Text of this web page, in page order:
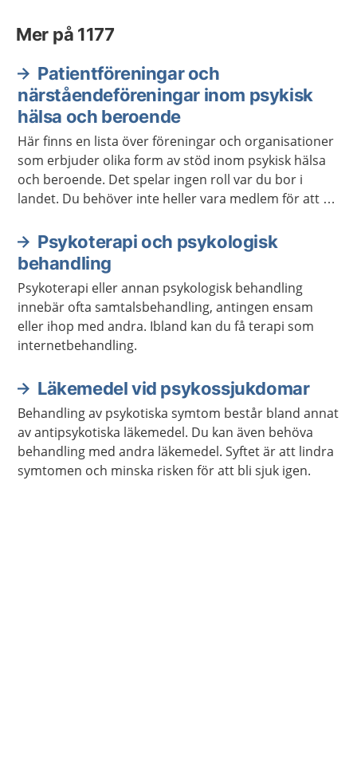
Mer på 1177
Patientföreningar och
närståendeföreningar inom psykisk
hälsa och beroende
Här finns en lista över föreningar och organisationer
som erbjuder olika form av stöd inom psykisk hälsa
och beroende. Det spelar ingen roll var du bor i
landet. Du behöver inte heller vara medlem för att ta
Psykoterapi och psykologisk
behandling
Psykoterapi eller annan psykologisk behandling
innebär ofta samtalsbehandling, antingen ensam
eller ihop med andra. Ibland kan du få terapi som
internetbehandling.
Läkemedel vid psykossjukdomar
Behandling av psykotiska symtom består bland annat
av antipsykotiska läkemedel. Du kan även behöva
behandling med andra läkemedel. Syftet är att lindra
symtomen och minska risken för att bli sjuk igen.